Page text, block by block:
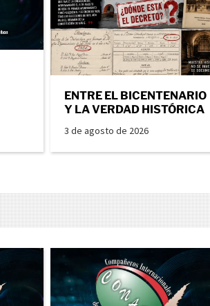
ENTRE EL BICENTENARIO
Y LA VERDAD HISTÓRICA
3 de agosto de 2026